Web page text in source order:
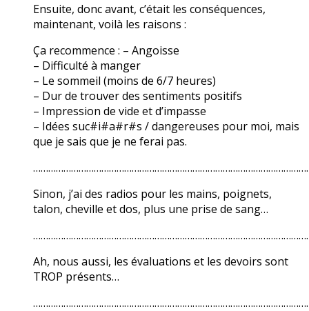
Ensuite, donc avant, c’était les conséquences,
maintenant, voilà les raisons :
Ça recommence : – Angoisse
– Difficulté à manger
– Le sommeil (moins de 6/7 heures)
– Dur de trouver des sentiments positifs
– Impression de vide et d’impasse
– Idées suc#i#a#r#s / dangereuses pour moi, mais
que je sais que je ne ferai pas.
Sinon, j’ai des radios pour les mains, poignets,
talon, cheville et dos, plus une prise de sang…
Ah, nous aussi, les évaluations et les devoirs sont
TROP présents…